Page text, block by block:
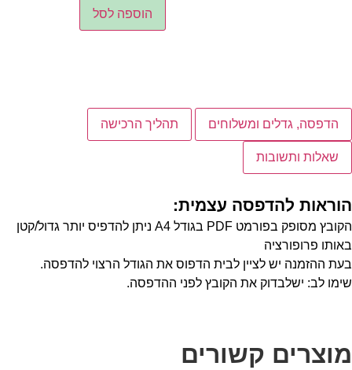
הוספה לסל
הדפסה, גדלים ומשלוחים תהליך הרכישה
שאלות ותשובות
הוראות להדפסה עצמית:
הקובץ מסופק בפורמט PDF בגודל A4 ניתן להדפיס יותר גדול/קטן
באותו פרופורציה
בעת ההזמנה יש לציין לבית הדפוס את הגודל הרצוי להדפסה.
שימו לב: ישלבדוק את הקובץ לפני ההדפסה.
מוצרים קשורים